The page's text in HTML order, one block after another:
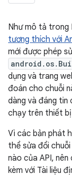
Như mô tả trong
tương thích với
mới được phép
dụng và trang
đoán cho chuỗi
dàng và đáng tin
chạy trên thiết
Vì các bản phát
thể sửa đổi
nào của API,
kèm với Tài liệu